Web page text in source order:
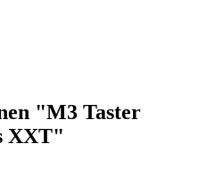
"M3 Taster
XXT"